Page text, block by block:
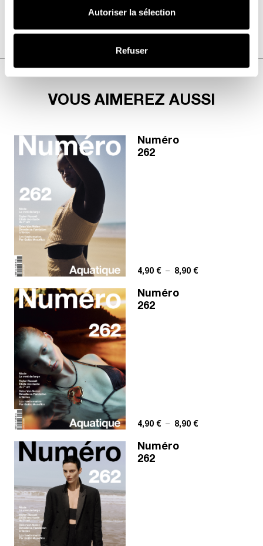
Autoriser la sélection
Refuser
VOUS AIMEREZ AUSSI
Numéro
262
4,90 € – 8,90 €Plage de prix :
Numéro
262
4,90 € – 8,90 €Plage de prix :
Numéro
262